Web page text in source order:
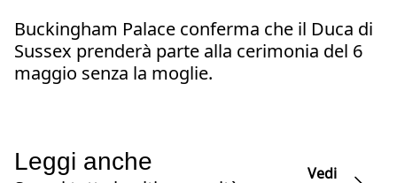
Buckingham Palace conferma che il Duca di
Sussex prenderà parte alla cerimonia del 6
maggio senza la moglie.
Leggi anche
Vedi